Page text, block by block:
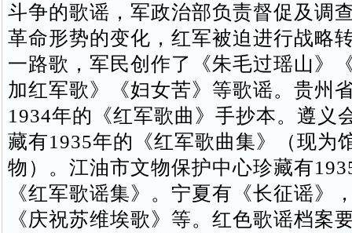
斗争的歌谣，军政治部负责督促及调
革命形势的变化，红军被迫进行战略
一路歌，军民创作了《朱毛过瑶山》
加红军歌》《妇女苦》等歌谣。贵州
1934年的《红军歌曲》手抄本。遵义
藏有1935年的《红军歌曲集》（现为
物）。江油市文物保护中心珍藏有
《红军歌谣集》。宁夏有《长征谣》
《庆祝苏维埃歌》等。红色歌谣档案